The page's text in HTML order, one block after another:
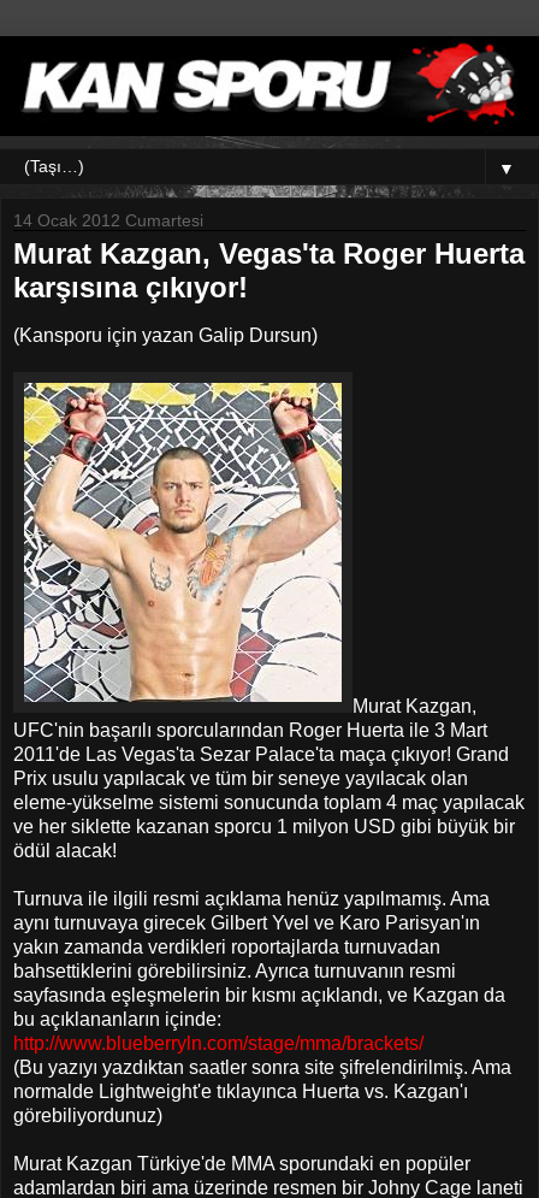
▼
14 Ocak 2012 Cumartesi
Murat Kazgan, Vegas'ta Roger Huerta
karşısına çıkıyor!
(Kansporu için yazan Galip Dursun)
Murat Kazgan,
UFC'nin başarılı sporcularından Roger Huerta ile 3 Mart
2011'de Las Vegas'ta Sezar Palace'ta maça çıkıyor! Grand
Prix usulu yapılacak ve tüm bir seneye yayılacak olan
eleme-yükselme sistemi sonucunda toplam 4 maç yapılacak
ve her siklette kazanan sporcu 1 milyon USD gibi büyük bir
ödül alacak!
Turnuva ile ilgili resmi açıklama henüz yapılmamış. Ama
aynı turnuvaya girecek Gilbert Yvel ve Karo Parisyan'ın
yakın zamanda verdikleri roportajlarda turnuvadan
bahsettiklerini görebilirsiniz. Ayrıca turnuvanın resmi
sayfasında eşleşmelerin bir kısmı açıklandı, ve Kazgan da
bu açıklananların içinde:
http://www.blueberryln.com/stage/mma/brackets/
(Bu yazıyı yazdıktan saatler sonra site şifrelendirilmiş. Ama
normalde Lightweight'e tıklayınca Huerta vs. Kazgan'ı
görebiliyordunuz)
Murat Kazgan Türkiye'de MMA sporundaki en popüler
adamlardan biri ama üzerinde resmen bir Johny Cage laneti